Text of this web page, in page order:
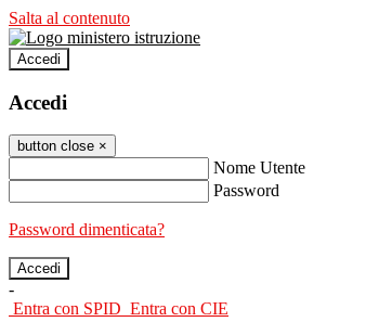
Salta al contenuto
Accedi
Accedi
button close ×
Nome Utente
Password
Password dimenticata?
-
Entra con SPID Entra con CIE